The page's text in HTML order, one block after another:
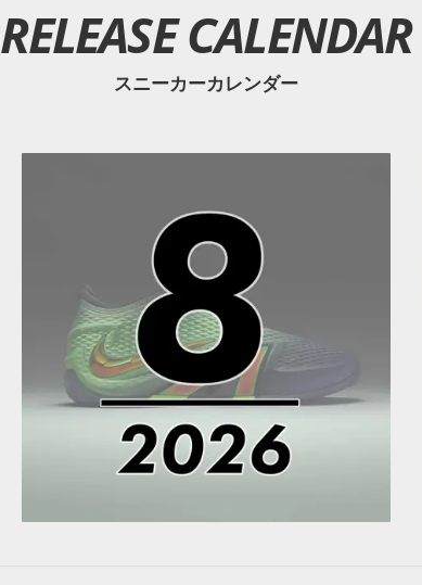
RELEASE CALENDAR
スニーカーカレンダー